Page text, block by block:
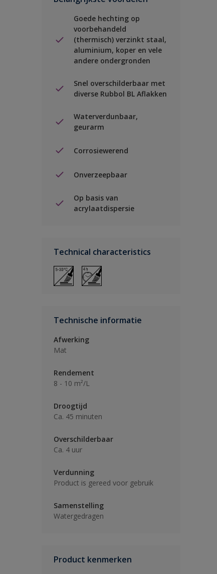
Goede hechting op
voorbehandeld
(thermisch) verzinkt staal,
aluminium, koper en vele
andere ondergronden
Snel overschilderbaar met
diverse Rubbol BL Aflakken
Waterverdunbaar,
geurarm
Corrosiewerend
Onverzeepbaar
Op basis van
acrylaatdispersie
Technical characteristics
Technische informatie
Afwerking
Mat
Rendement
8 - 10 m²/L
Droogtijd
Ca. 45 minuten
Overschilderbaar
Ca. 4 uur
Verdunning
Product is gereed voor gebruik
Samenstelling
Watergedragen
Product kenmerken